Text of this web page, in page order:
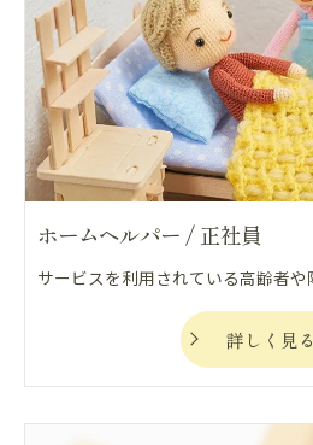
ホームヘルパー / 正社員
詳しく見る